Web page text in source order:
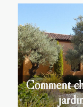
Comment